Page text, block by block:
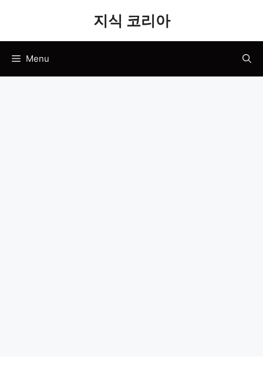
지식 코리아
Menu